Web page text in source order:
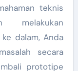
teknis
melakukan
dalam, Anda
secara
prototipe